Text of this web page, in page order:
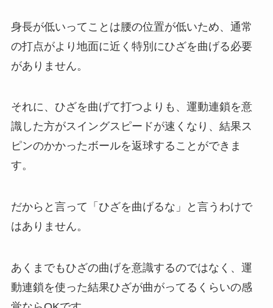
身長が低いってことは腰の位置が低いため、通常
の打点がより地面に近く特別にひざを曲げる必要
がありません。
それに、ひざを曲げて打つよりも、運動連鎖を意
識した方がスイングスピードが速くなり、結果ス
ピンのかかったボールを返球することができま
す。
だからと言って「ひざを曲げるな」と言うわけで
はありません。
あくまでもひざの曲げを意識するのではなく、運
動連鎖を使った結果ひざが曲がってるくらいの感